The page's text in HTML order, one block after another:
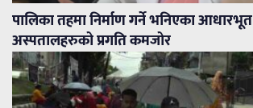
पालिका तहमा निर्माण गर्ने भनिएका आधारभूत
अस्पतालहरुको प्रगति कमजोर